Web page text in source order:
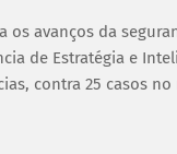
os avanços da
de Estratégia e
contra 25 casos